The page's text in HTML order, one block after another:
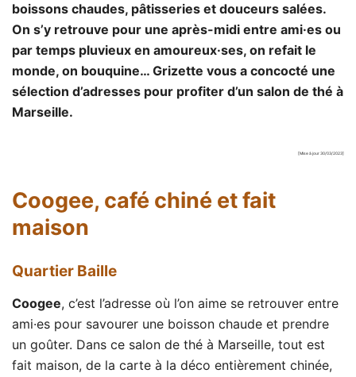
boissons chaudes, pâtisseries et douceurs salées.
On s’y retrouve pour une après-midi entre ami·es ou
par temps pluvieux en amoureux·ses, on refait le
monde, on bouquine… Grizette vous a concocté une
sélection d’adresses pour profiter d’un salon de thé à
Marseille.
[Mise à jour 30/03/2023]
Coogee, café chiné et fait
maison
Quartier Baille
Coogee, c’est l’adresse où l’on aime se retrouver entre
ami·es pour savourer une boisson chaude et prendre
un goûter. Dans ce salon de thé à Marseille, tout est
fait maison, de la carte à la déco entièrement chinée,